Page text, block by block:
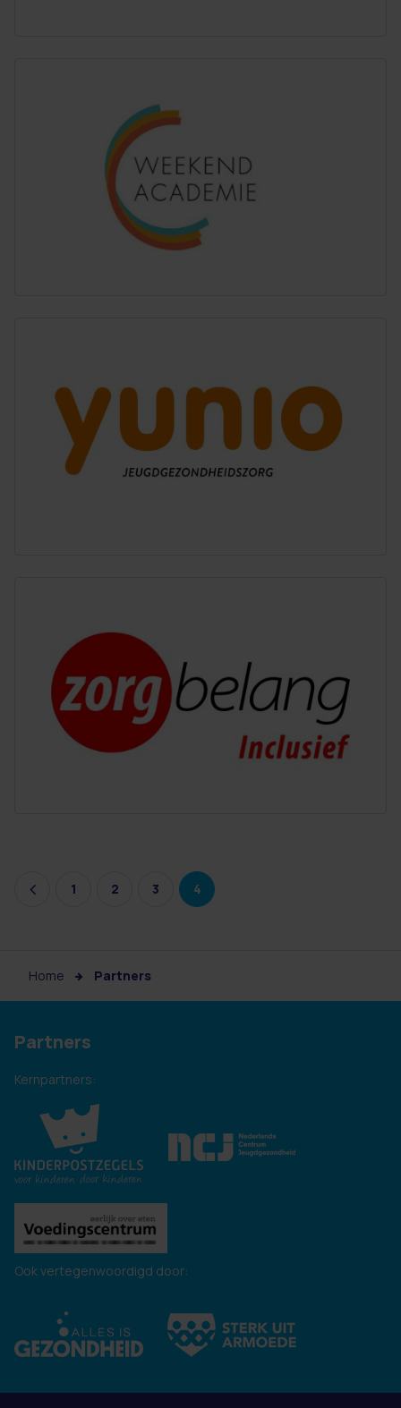
1 2 3 4
Home Partners
Partners
Kernpartners:
Ook vertegenwoordigd door: